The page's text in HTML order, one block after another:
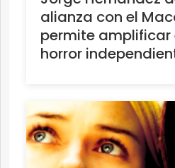
alianza con el
permite amplificar
horror